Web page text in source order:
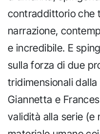
contraddittorio che
narrazione,
e incredibile. E
sulla forza di due
tridimensionali
Giannetta e
validità alla serie (e